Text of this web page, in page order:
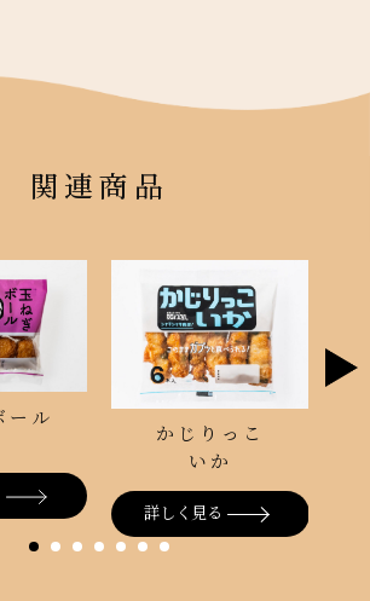
関連商品
ール
かじりっこ
いか
詳しく見る